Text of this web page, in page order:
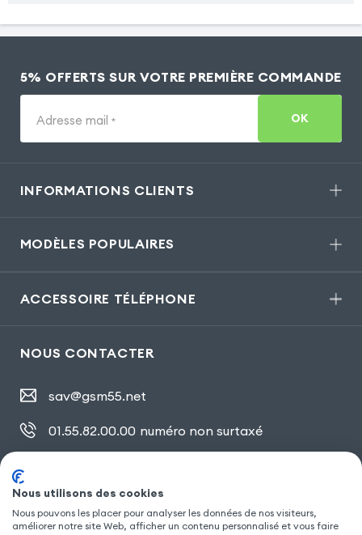
5% OFFERTS SUR VOTRE PREMIÈRE COMMANDE
Adresse mail * OK
INFORMATIONS CLIENTS
MODÈLES POPULAIRES
ACCESSOIRE TÉLÉPHONE
NOUS CONTACTER
sav@gsm55.net
01.55.82.00.00 numéro non surtaxé
SUIVEZ NOUS
Nous utilisons des cookies
Nous pouvons les placer pour analyser les données de nos visiteurs,
améliorer notre site Web, afficher un contenu personnalisé et vous faire